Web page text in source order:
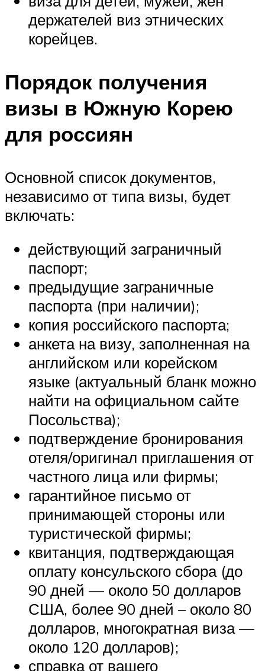
держателей виз этнических
корейцев.
Порядок получения
визы в Южную Корею
для россиян
Основной список документов,
независимо от типа визы, будет
включать:
действующий заграничный
паспорт;
предыдущие заграничные
паспорта (при наличии);
копия российского паспорта;
анкета на визу, заполненная на
английском или корейском
языке (актуальный бланк можно
найти на официальном сайте
Посольства);
подтверждение бронирования
отеля/оригинал приглашения от
частного лица или фирмы;
гарантийное письмо от
принимающей стороны или
туристической фирмы;
квитанция, подтверждающая
оплату консульского сбора (до
90 дней — около 50 долларов
США, более 90 дней – около 80
долларов, многократная виза —
около 120 долларов);
справка от вашего